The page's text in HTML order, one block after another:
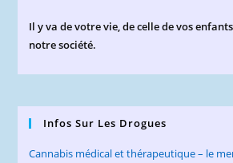
Il y va de votre vie, de celle de vos
notre société.
Infos Sur Les Drogues
Cannabis médical et thérapeutique – le